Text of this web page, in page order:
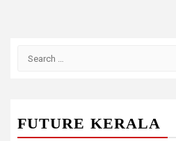
FUTURE KERALA